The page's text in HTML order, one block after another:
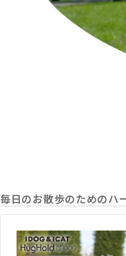
毎日のお散歩のためのハ